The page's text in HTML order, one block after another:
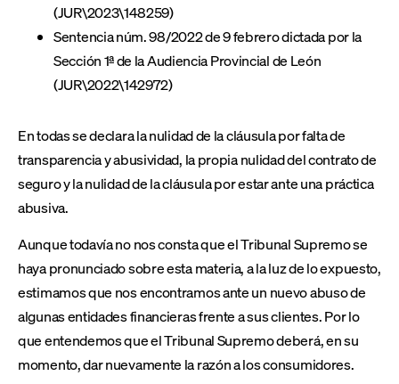
(JUR\2023\148259)
Sentencia núm. 98/2022 de 9 febrero dictada por la
Sección 1ª de la Audiencia Provincial de León
(JUR\2022\142972)
En todas se declara la nulidad de la cláusula por falta de
transparencia y abusividad, la propia nulidad del contrato de
seguro y la nulidad de la cláusula por estar ante una práctica
abusiva.
Aunque todavía no nos consta que el Tribunal Supremo se
haya pronunciado sobre esta materia, a la luz de lo expuesto,
estimamos que nos encontramos ante un nuevo abuso de
algunas entidades financieras frente a sus clientes. Por lo
que entendemos que el Tribunal Supremo deberá, en su
momento, dar nuevamente la razón a los consumidores.